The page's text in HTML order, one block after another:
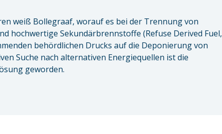
weiß Bollegraaf, worauf es bei der Trennung von
hochwertige Sekundärbrennstoffe (Refuse Derived Fuel,
behördlichen Drucks auf die Deponierung von
Suche nach alternativen Energiequellen ist die
geworden.